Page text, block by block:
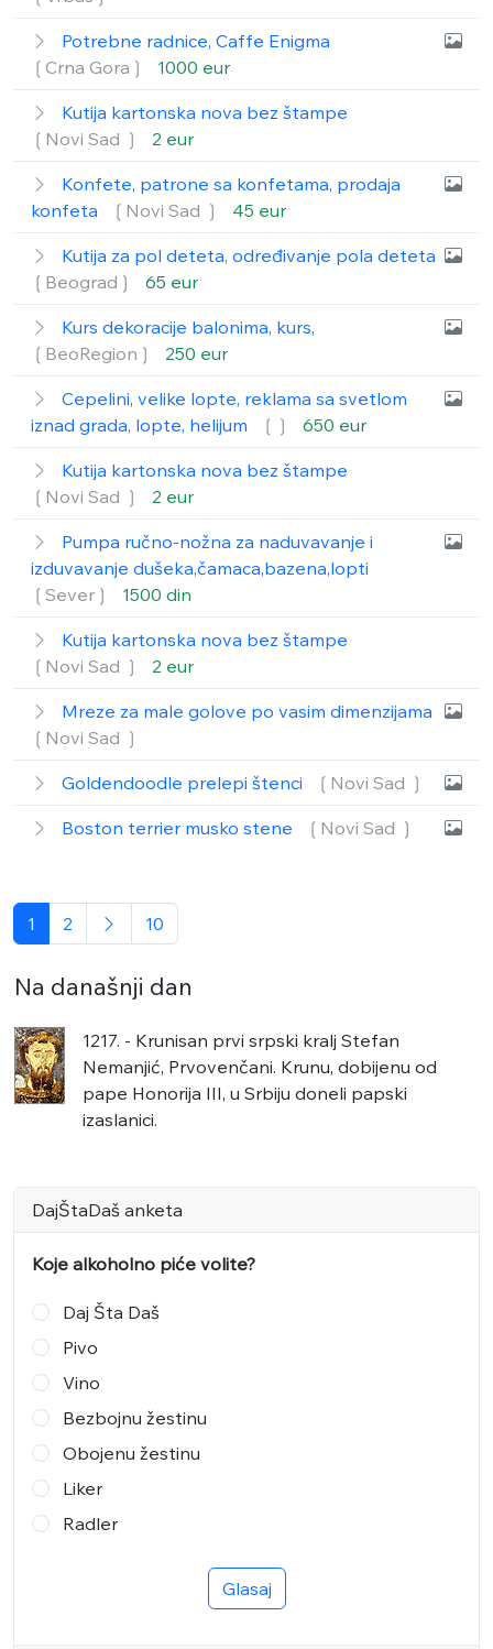
Potrebne radnice, Caffe Enigma
❲Crna Gora❳
1000 eur
Kutija kartonska nova bez štampe
❲Novi Sad ❳
2 eur
Konfete, patrone sa konfetama, prodaja
konfeta
❲Novi Sad ❳ 45 eur
Kutija za pol deteta, određivanje pola deteta
❲Beograd❳
65 eur
Kurs dekoracije balonima, kurs,
❲BeoRegion❳
250 eur
Cepelini, velike lopte, reklama sa svetlom
iznad grada, lopte, helijum
❲❳ 650 eur
Kutija kartonska nova bez štampe
❲Novi Sad ❳
2 eur
Pumpa ručno-nožna za naduvavanje i
izduvavanje dušeka,čamaca,bazena,lopti
❲Sever❳
1500 din
Kutija kartonska nova bez štampe
❲Novi Sad ❳
2 eur
Mreze za male golove po vasim dimenzijama
❲Novi Sad ❳
Goldendoodle prelepi štenci ❲Novi Sad ❳
Boston terrier musko stene ❲Novi Sad ❳
1 2 10
Na današnji dan
1217. - Krunisan prvi srpski kralj Stefan
Nemanjić, Prvovenčani. Krunu, dobijenu od
pape Honorija III, u Srbiju doneli papski
izaslanici.
DajŠtaDaš anketa
Koje alkoholno piće volite?
Daj Šta Daš
Pivo
Vino
Bezbojnu žestinu
Obojenu žestinu
Liker
Radler
Glasaj